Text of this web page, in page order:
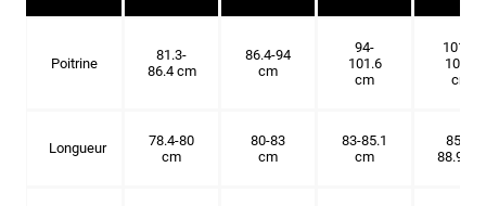
Poitrine
81.3-
86.4 cm
86.4-94
cm
94-
101.6
cm
101.6-
109.2
cm
Longueur
78.4-80
cm
80-83
cm
83-85.1
cm
85.1-
88.9 cm